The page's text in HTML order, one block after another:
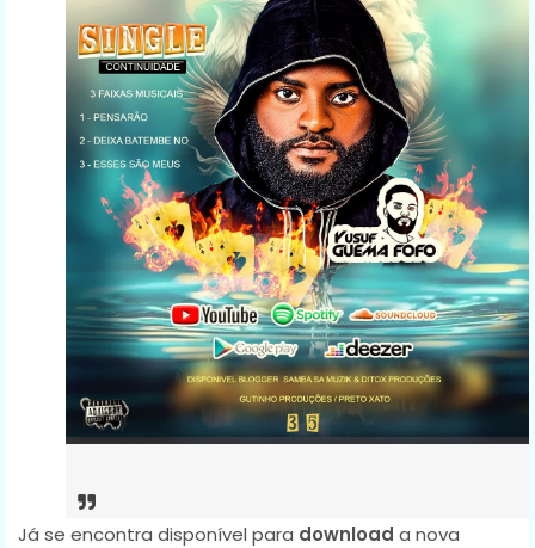
Já se encontra disponível para download a nova